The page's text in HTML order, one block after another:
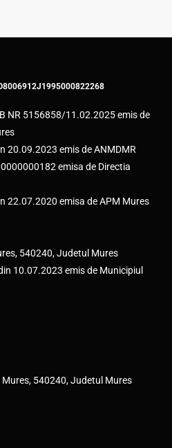
J1995000822268
NR 5156858/11.02.2025 emis de
20.09.2023 emis de ANMDMR
emisa de Directia
22.07.2020 emisa de APM Mures
540240, Judetul Mures
10.07.2023 emis de Municipiul
Mures, 540240, Judetul Mures